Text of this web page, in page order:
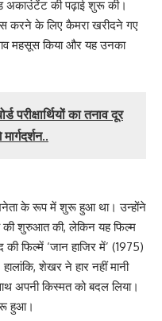
अकाउंटेंट की पढ़ाई शुरू की।
करने के लिए कैमरा खरीदने गए
महसूस किया और यह उनका
का तनाव दूर
के रूप में शुरू हुआ था। उन्होंने
की शुरुआत की, लेकिन यह फिल्म
फिल्में ‘जान हाजिर में’ (1975)
शेखर ने हार नहीं मानी
अपनी किस्मत को बदल लिया।
हुआ।